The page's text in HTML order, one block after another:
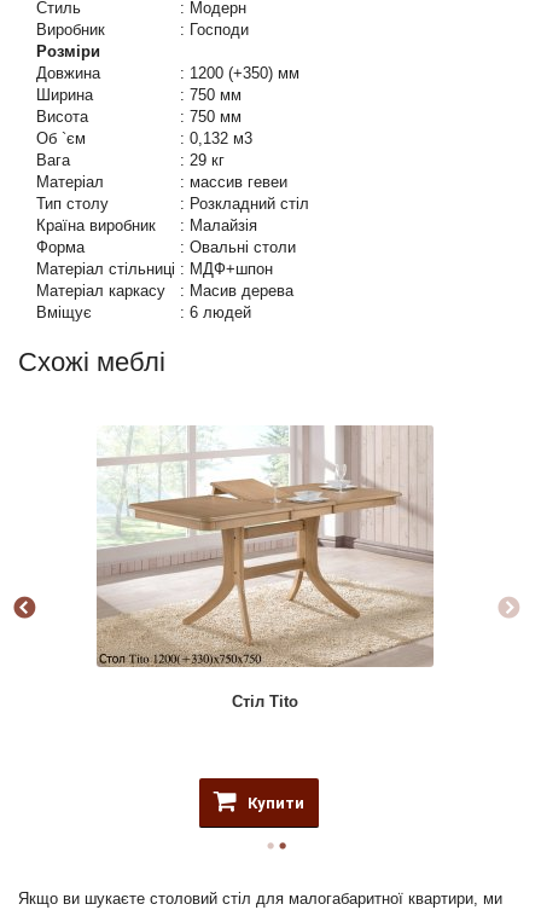
Стиль
: Модерн
Виробник
: Господи
Розміри
Довжина
: 1200 (+350) мм
Ширина
: 750 мм
Висота
: 750 мм
Об `єм
: 0,132 м3
Вага
: 29 кг
Матеріал
: массив гевеи
Тип столу
: Розкладний стіл
Країна виробник
: Малайзія
Форма
: Овальні столи
Матеріал стільниці : МДФ+шпон
Матеріал каркасу
: Масив дерева
Вміщує
: 6 людей
Схожі меблі
Стіл Tito
Купити
Якщо ви шукаєте столовий стіл для малогабаритної квартири, ми